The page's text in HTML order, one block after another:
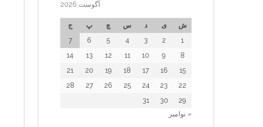
آگوست 2026
ش ی د س چ پ
ج
1
2
3
4
5
6
7
8
9
10
11
12
13
14
15
16
17
18
19
20
21
22
23
24
25
26
27
28
29
30
31
« نوامبر